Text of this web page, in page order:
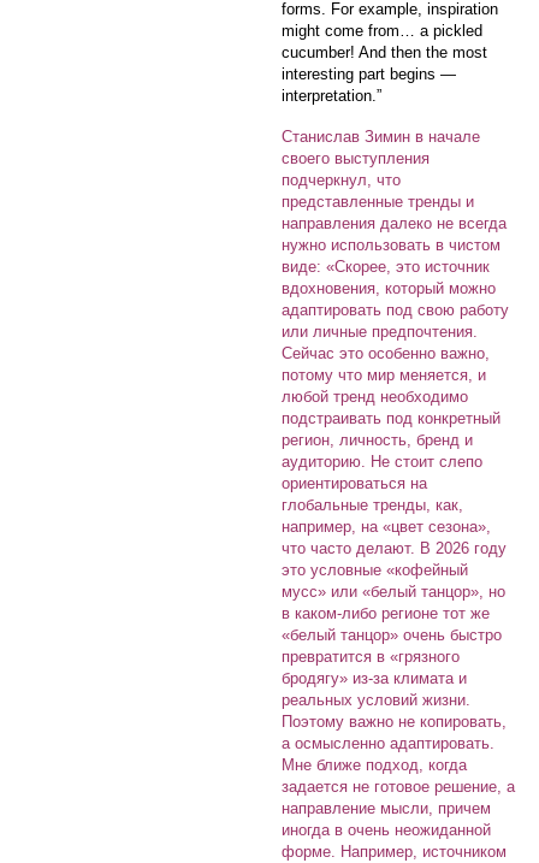
forms. For example, inspiration
might come from… a pickled
cucumber! And then the most
interesting part begins —
interpretation.”
Станислав Зимин в начале
своего выступления
подчеркнул, что
представленные тренды и
направления далеко не всегда
нужно использовать в чистом
виде: «Скорее, это источник
вдохновения, который можно
адаптировать под свою работу
или личные предпочтения.
Сейчас это особенно важно,
потому что мир меняется, и
любой тренд необходимо
подстраивать под конкретный
регион, личность, бренд и
аудиторию. Не стоит слепо
ориентироваться на
глобальные тренды, как,
например, на «цвет сезона»,
что часто делают. В 2026 году
это условные «кофейный
мусс» или «белый танцор», но
в каком-либо регионе тот же
«белый танцор» очень быстро
превратится в «грязного
бродягу» из-за климата и
реальных условий жизни.
Поэтому важно не копировать,
а осмысленно адаптировать.
Мне ближе подход, когда
задается не готовое решение, а
направление мысли, причем
иногда в очень неожиданной
форме. Например, источником